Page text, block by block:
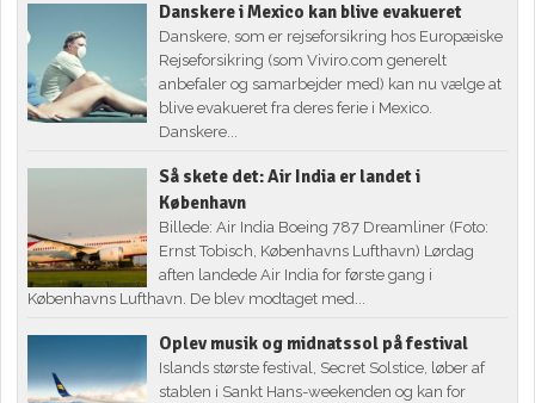
Danskere i Mexico kan blive evakueret
Danskere, som er rejseforsikring hos Europæiske
Rejseforsikring (som Viviro.com generelt
anbefaler og samarbejder med) kan nu vælge at
blive evakueret fra deres ferie i Mexico.
Danskere...
Så skete det: Air India er landet i
København
Billede: Air India Boeing 787 Dreamliner (Foto:
Ernst Tobisch, Københavns Lufthavn) Lørdag
aften landede Air India for første gang i
Københavns Lufthavn. De blev modtaget med...
Oplev musik og midnatssol på festival
Islands største festival, Secret Solstice, løber af
stablen i Sankt Hans-weekenden og kan for